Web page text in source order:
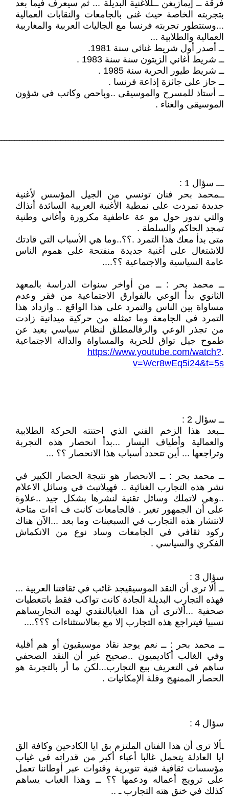
فرقة ــ إيمازيغن ــللأغنية البديلة ... ثم سيعرف فيما بعد
بتجربته الخاصة حيث غنى بالجامعات والنقابات العمالية
...وستتطور تجربته فرنسا مع الجاليات العربية والمغاربية
العمالية والطلابية ...
ــ أصدر أول شريط غنائي سنة 1981.
ــ شريط أغاني الزيتون سنة سنة 1983 .
ــ شريط طيور الحرية سنة 1985 .
ــ حاز على جائزة إذاعة فرنسا .
ــ أستاذ للمسرح والموسيقى ..وباحص وكاتب في شؤون
الموسيقى والغناء .
ـــ سؤال 1 :
ــمحمد بحر فنان تونسي من الجيل المؤسس لأغنية
جديدة تمردت على نمطية الأغنية العربية السائدة أنذاك
والتي تدور حول مو عة عاطفية مكرورة وأغاني وطنية
تمجد الحاكم والسلطة .
متى بدأ معك هذا التمرد .؟؟..وما هي الأسباب التي قادتك
للاشتغال على أغنية جديدة منفتحة على هموم الناس
عامة السياسية والاجتماعية ؟؟....
ــ محمد بحر : ــ من أواخر سنوات الدراسة بالمعهد
الثانوي بدأ الوعي بالفوارق الاجتماعية من فقر وعدم
مساواة بين الناس والتمرد على هذا الواقع .. وازداد هذا
التمرد في الجامعة وما تمثله من حركية ميدانية زادت
من تجذر الوعي والرفالمطلق لنظام سياسي بعيد عن
طموح جيل تواق للحرية والمساواة والدالة الاجتماعية
.
https://www.youtube.com/watch?
v=Wcr8wEq5i24&t=5s
ــ سؤال 2 :
ــبعد هذا الزخم الفني الذي احتنته الحركة الطلابية
والعمالية وأطياف اليسار ...بدأ انحصار هذه التجربة
وتراجعها ... أين تتحدد أسباب هذا الانحصار ؟؟ ...
ــ محمد بحر : ــ الانحصار هو نتيجة الحصار الكبير في
نشر هذه التجارب الغنائية .. فهيلاتبث في وسائل الاعلام
..وهي لاتملك وسائل تقنية لنشرها بشكل جيد ..علاوة
على أن الجمهور تغير . فالجامعات كانت ف اءات متاحة
لانتشار هذه التجارب في السبعينات وما بعد ...الآن هناك
ركود ثقافي في الجامعات وساد نوع من الانكماش
الفكري والسياسي .
سؤال 3 :
ــ ألا ترى أن النقد الموسيقيجد غائب في ثقافتنا العربية ...
فهذه التجارب البديلة الجادة كانت تواكب فقط باتتغطيات
صحفية ...ألاترى أن هذا الغيابالنقدي لهده التجاربساهم
نسبيا فيتراجع هذه التجارب إلا مع بعالاستثناءات ؟؟؟....
ــ محمد بحر : ــ نعم يوجد نقاد موسيقيون أو هم أقلية
وفي الغالب أكاديميون ..صحيح غير أن النقد الصحفي
ساهم في التعريف ببع التجارب...لكن ما أر بالتجربة هو
الحصار الممنهج وقلة الإمكانيات .
سؤال 4 :
ـألا ترى أن هذا الفنان الملتزم بق ايا الكادحين وكافة الق
ايا العادلة يتحمل غالبا أعباء أكبر من قدراته في غياب
مؤسسات ثقافية فنية تنويرية وقنوات عبر أوطاننا تعمل
على ترويج أعماله ودعمها ؟؟ ــ وهذا الغياب يساهم
كذلك في خنق هته التجارب ـ ..